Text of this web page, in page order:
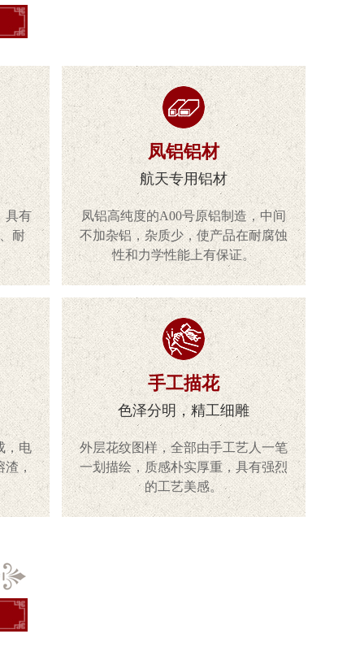
具有
耐
凤铝铝材
航天专用铝材
凤铝高纯度的A00号原铝制造，中间
不加杂铝，杂质少，使产品在耐腐蚀
性和力学性能上有保证。
，电
渣，
手工描花
色泽分明，精工细雕
外层花纹图样，全部由手工艺人一笔
一划描绘，质感朴实厚重，具有强烈
的工艺美感。